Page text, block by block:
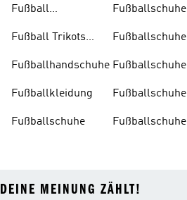
Fußball
Fußball Trikots
Fußballhandschuhe
Fußballkleidung
Fußballschuhe
Fußballschuhe
Fußballschuhe
Fußballschuhe
Fußballschuhe
Schnürsenkel
Fußballschuhe
DEINE MEINUNG ZÄHLT!